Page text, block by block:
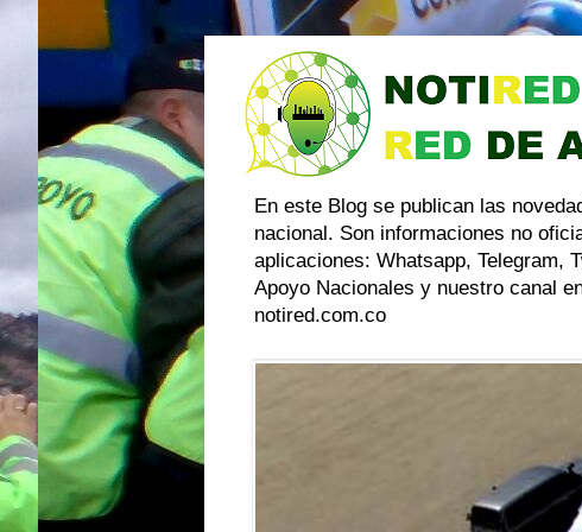
En este Blog se publican las
nacional. Son informaciones no
aplicaciones: Whatsapp, Telegram,
Apoyo Nacionales y nuestro canal
notired.com.co